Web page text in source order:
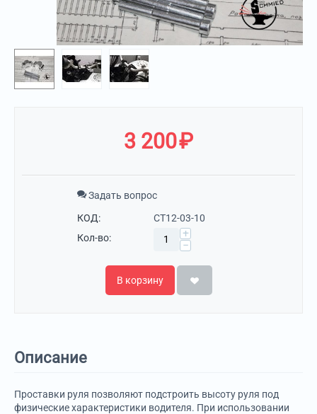
3 200₽
Задать вопрос
КОД:
CT12-03-10
Кол-во:
+
−
В корзину
Описание
Проставки руля позволяют подстроить высоту руля под
физические характеристики водителя. При использовании